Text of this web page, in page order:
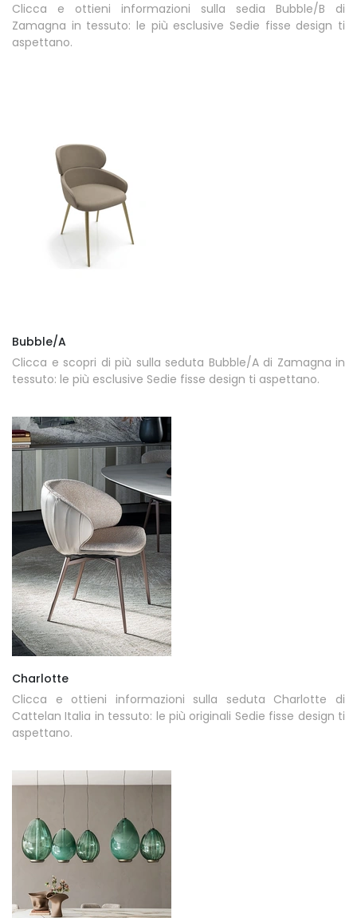
Clicca e ottieni informazioni sulla sedia Bubble/B di
Zamagna in tessuto: le più esclusive Sedie fisse design ti
aspettano.
Bubble/A
Clicca e scopri di più sulla seduta Bubble/A di Zamagna in
tessuto: le più esclusive Sedie fisse design ti aspettano.
Charlotte
Clicca e ottieni informazioni sulla seduta Charlotte di
Cattelan Italia in tessuto: le più originali Sedie fisse design ti
aspettano.